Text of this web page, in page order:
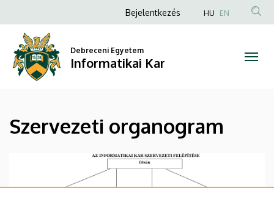
organogram
Informatikai
a
tartalomra
Anonim
fiók
menüje
Bejelentkezés HU EN
Debreceni Egyetem
Informatikai Kar
Szervezeti organogram